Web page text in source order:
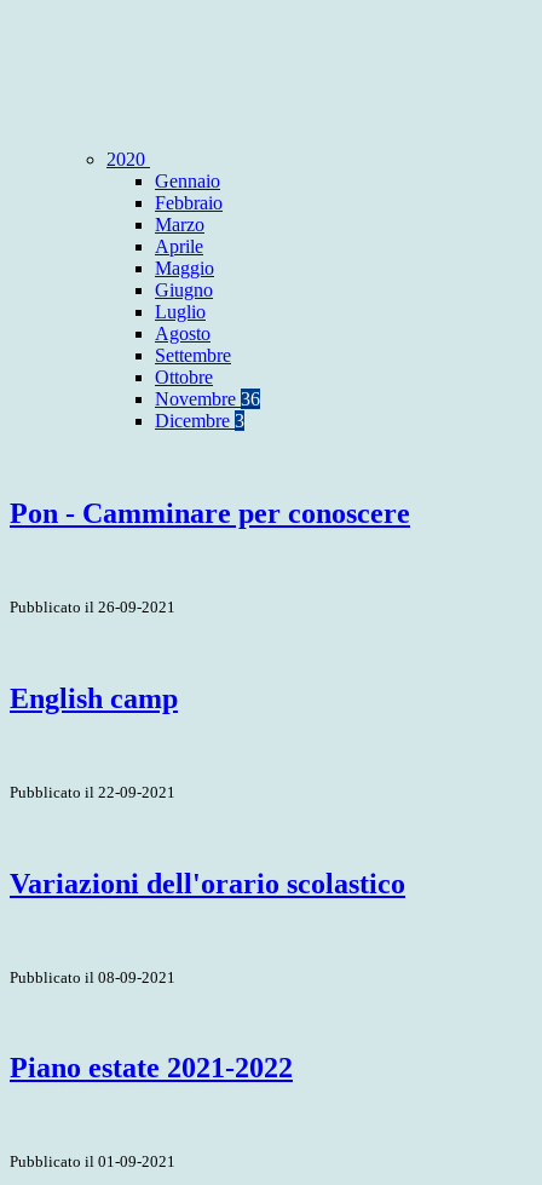
2020
Gennaio
Febbraio
Marzo
Aprile
Maggio
Giugno
Luglio
Agosto
Settembre
Ottobre
Novembre 36
Dicembre 3
Pon - Camminare per conoscere
Pubblicato il 26-09-2021
English camp
Pubblicato il 22-09-2021
Variazioni dell'orario scolastico
Pubblicato il 08-09-2021
Piano estate 2021-2022
Pubblicato il 01-09-2021